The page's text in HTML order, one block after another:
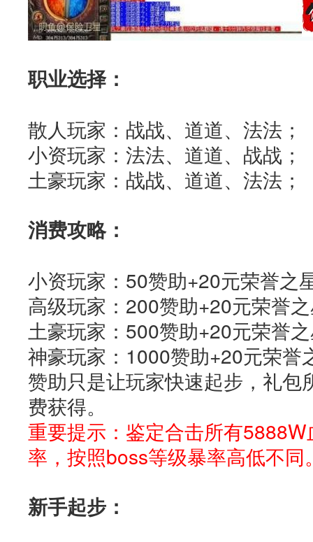
职业选择：
散人玩家：战战、道道、法法；
小资玩家：法法、道道、战战；
土豪玩家：战战、道道、法法；
消费攻略：
小资玩家：50赞助+20元荣誉之
高级玩家：200赞助+20元荣誉
土豪玩家：500赞助+20元荣誉
神豪玩家：1000赞助+20元荣誉
赞助只是让玩家快速起步，礼包
费获得。
重要提示：鉴定合击所有5888W
率，按照boss等级暴率高低不同
新手起步：